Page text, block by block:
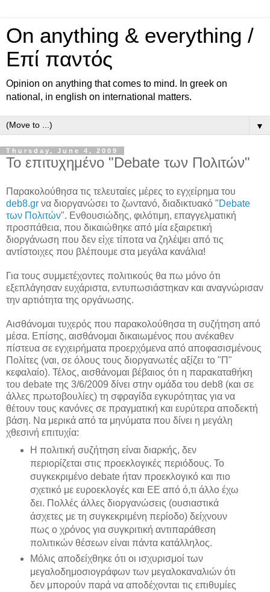
On anything & everything /
Επί παντός
Opinion on anything that comes to mind. In greek on
national, in english on international matters.
▼
Thursday, June 4, 2009
Το επιτυχημένο "Debate των Πολιτών"
Παρακολούθησα τις τελευταίες μέρες το εγχείρημα του
deb8.gr να διοργανώσει το ζωντανό, διαδικτυακό "Debate
των Πολιτών". Ενθουσιώδης, φιλότιμη, επαγγελματική
προσπάθεια, που δικαιώθηκε από μία εξαιρετική
διοργάνωση που δεν είχε τίποτα να ζηλέψει από τις
αντίστοιχες που βλέπουμε στα μεγάλα κανάλια!
Για τους συμμετέχοντες πολιτικούς θα πω μόνο ότι
εξεπλάγησαν ευχάριστα, εντυπωσιάστηκαν και αναγνώρισαν
την αρτιότητα της οργάνωσης.
Αισθάνομαι τυχερός που παρακολούθησα τη συζήτηση από
μέσα. Επίσης, αισθάνομαι δικαιωμένος που ανέκαθεν
πίστευα σε εγχειρήματα προερχόμενα από αποφασισμένους
Πολίτες (ναι, σε όλους τους διοργανωτές αξίζει το "Π"
κεφαλαίο). Τέλος, αισθάνομαι βέβαιος ότι η παρακαταθήκη
του debate της 3/6/2009 δίνει στην ομάδα του deb8 (και σε
άλλες πρωτοβουλίες) τη σφραγίδα εγκυρότητας για να
θέτουν τους κανόνες σε πραγματική και ευρύτερα αποδεκτή
βάση. Να μερικά από τα μηνύματα που δίνει η μεγάλη
χθεσινή επιτυχία:
Η πολιτική συζήτηση είναι διαρκής, δεν
περιορίζεται στις προεκλογικές περιόδους. Το
συγκεκριμένο debate ήταν προεκλογικό και πιο
σχετικό με ευροεκλογές και ΕΕ από ό,τι άλλο έχω
δει. Πολλές άλλες διοργανώσεις (ουσιαστικά
άσχετες με τη συγκεκριμένη περίοδο) δείχνουν
πως ο χρόνος για συγκριτική αντιπαράθεση
πολιτικών θέσεων είναι πάντα κατάλληλος.
Μόλις αποδείχθηκε ότι οι ισχυρισμοί των
μεγαλοδημοσιογράφων των μεγαλοκαναλιών ότι
δεν μπορούν παρά να αποδέχονται τις επιθυμίες